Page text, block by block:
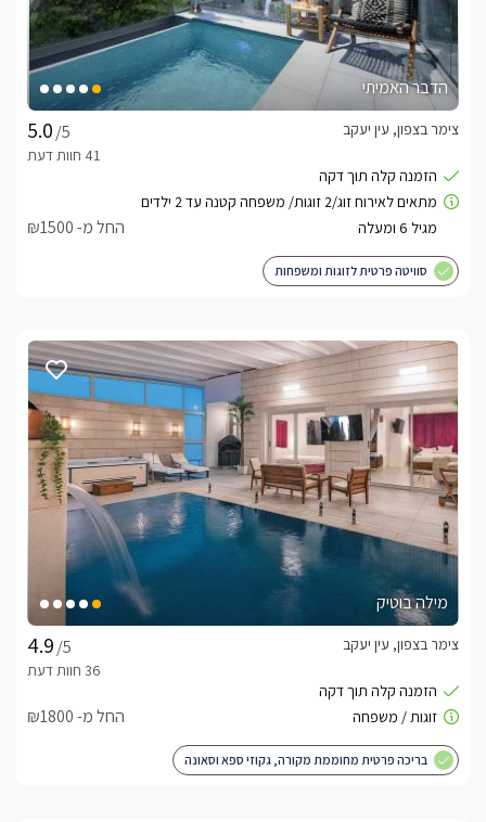
הדבר האמיתי
/5
צימר בצפון, עין יעקב
החל מ- ₪1500
סוויטה פרטית לזוגות ומשפחות
מילה בוטיק
/5
צימר בצפון, עין יעקב
החל מ- ₪1800
בריכה פרטית מחוממת מקורה, גקוזי ספא וסאונה